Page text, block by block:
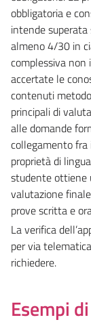
obbligatoria e
intende
almeno 4/30 in
complessiva
accertate le
contenuti
principali di
alle domande
collegamento fra
proprietà di
studente ottiene
valutazione
prove scritta e
La verifica
per via
richiedere.
Esempi